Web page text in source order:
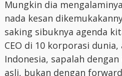
Mungkin dia
nada kesan
saking sibuknya agenda
CEO di 10 korporasi dunia,
Indonesia, sapalah
asli, bukan dengan